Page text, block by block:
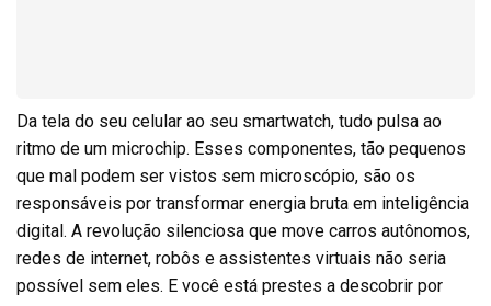
Da tela do seu celular ao seu smartwatch, tudo pulsa ao
ritmo de um microchip. Esses componentes, tão pequenos
que mal podem ser vistos sem microscópio, são os
responsáveis por transformar energia bruta em inteligência
digital. A revolução silenciosa que move carros autônomos,
redes de internet, robôs e assistentes virtuais não seria
possível sem eles. E você está prestes a descobrir por